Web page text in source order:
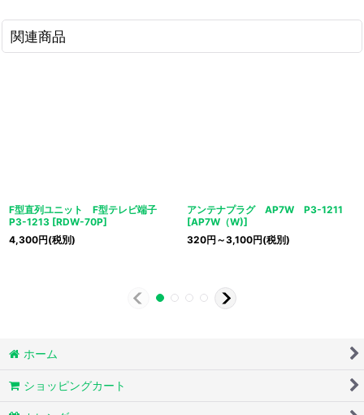
関連商品
F型直列ユニット F型テレビ端子
P3-1213 [RDW-70P]
4,300円(税別)
アンテナプラグ AP7W P3-1211
[AP7W（W)]
320円 ～3,100円(税別)
ホーム
ショッピングカート